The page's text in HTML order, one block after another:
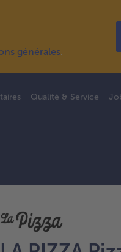
générales.
Qualité & Service